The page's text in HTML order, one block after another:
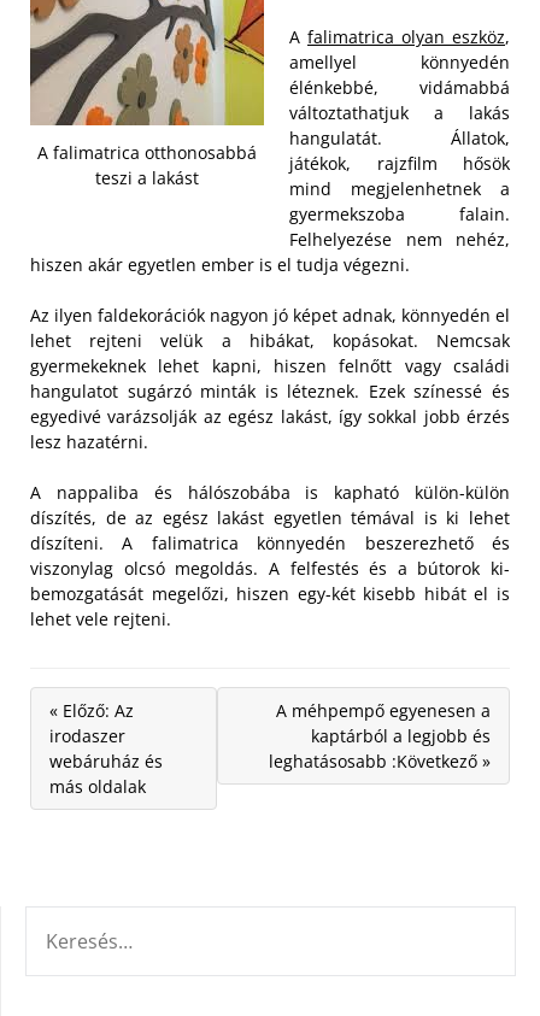
A falimatrica otthonosabbá
teszi a lakást
A falimatrica olyan eszköz,
amellyel könnyedén
élénkebbé, vidámabbá
változtathatjuk a lakás
hangulatát. Állatok,
játékok, rajzfilm hősök
mind megjelenhetnek a
gyermekszoba falain.
Felhelyezése nem nehéz,
hiszen akár egyetlen ember is el tudja végezni.
Az ilyen faldekorációk nagyon jó képet adnak, könnyedén el
lehet rejteni velük a hibákat, kopásokat. Nemcsak
gyermekeknek lehet kapni, hiszen felnőtt vagy családi
hangulatot sugárzó minták is léteznek. Ezek színessé és
egyedivé varázsolják az egész lakást, így sokkal jobb érzés
lesz hazatérni.
A nappaliba és hálószobába is kapható külön-külön
díszítés, de az egész lakást egyetlen témával is ki lehet
díszíteni. A falimatrica könnyedén beszerezhető és
viszonylag olcsó megoldás. A felfestés és a bútorok ki-
bemozgatását megelőzi, hiszen egy-két kisebb hibát el is
lehet vele rejteni.
« Előző: Az
irodaszer
webáruház és
más oldalak
A méhpempő egyenesen a
kaptárból a legjobb és
leghatásosabb :Következő »